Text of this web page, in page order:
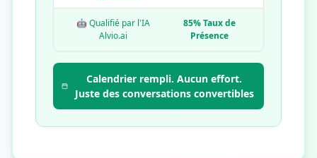
🤖 Qualifié par l'IA
Alvio.ai
85% Taux de
Présence
Calendrier rempli. Aucun effort.
Juste des conversations convertibles